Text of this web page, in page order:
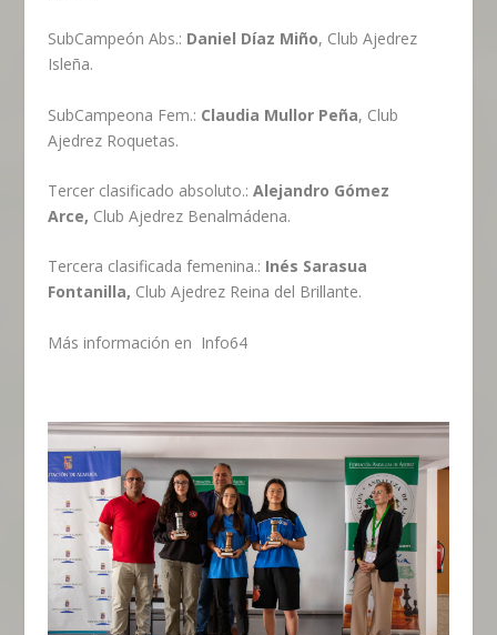
SubCampeón Abs.: Daniel Díaz Miño, Club Ajedrez
Isleña.
SubCampeona Fem.: Claudia Mullor Peña, Club
Ajedrez Roquetas.
Tercer clasificado absoluto.: Alejandro Gómez
Arce, Club Ajedrez Benalmádena.
Tercera clasificada femenina.: Inés Sarasua
Fontanilla, Club Ajedrez Reina del Brillante.
Más información en Info64